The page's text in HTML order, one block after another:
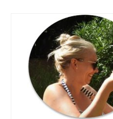
navigation